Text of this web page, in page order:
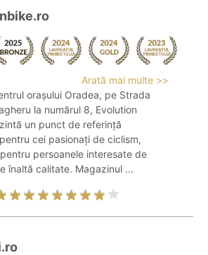
Arată mai multe >>
orașului Oradea, pe Strada
la numărul 8, Evolution
un punct de referință
cei pasionați de ciclism,
persoanele interesate de
înaltă calitate. Magazinul ...